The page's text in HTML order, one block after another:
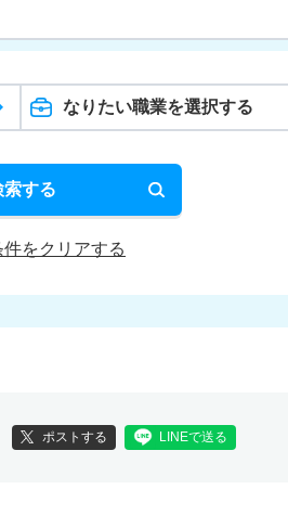
なりたい職業を選択する
索する
をクリアする
ポストする LINEで送る